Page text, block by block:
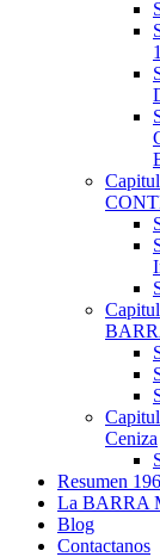
Ceniza
Resumen
La BARRA
Blog
Contactanos